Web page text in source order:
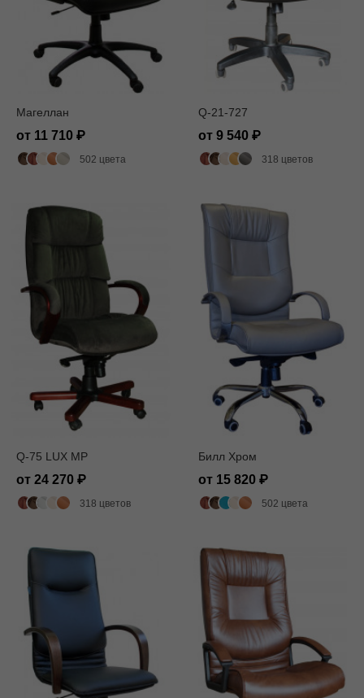
Магеллан
от 11 710
502 цвета
Q-21-727
от 9 540
318 цветов
Q-75 LUX MP
от 24 270
318 цветов
Билл Хром
от 15 820
502 цвета